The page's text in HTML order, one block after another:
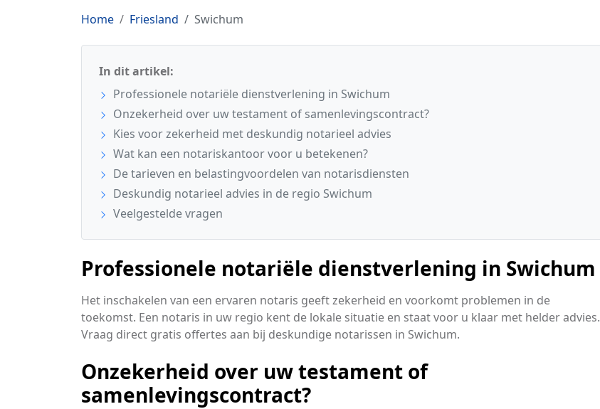
Home Friesland Swichum
In dit artikel:
Professionele notariële dienstverlening in Swichum
Onzekerheid over uw testament of samenlevingscontract?
Kies voor zekerheid met deskundig notarieel advies
Wat kan een notariskantoor voor u betekenen?
De tarieven en belastingvoordelen van notarisdiensten
Deskundig notarieel advies in de regio Swichum
Veelgestelde vragen
Professionele notariële dienstverlening in Swichum
Het inschakelen van een ervaren notaris geeft zekerheid en voorkomt problemen in de
toekomst. Een notaris in uw regio kent de lokale situatie en staat voor u klaar met helder advies.
Vraag direct gratis offertes aan bij deskundige notarissen in Swichum.
Onzekerheid over uw testament of
samenlevingscontract?